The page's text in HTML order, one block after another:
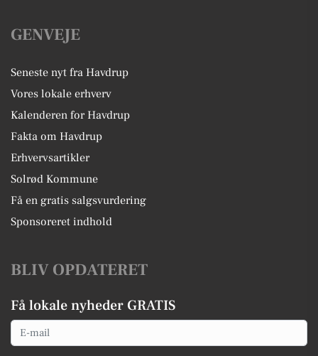
GENVEJE
Seneste nyt fra Havdrup
Vores lokale erhverv
Kalenderen for Havdrup
Fakta om Havdrup
Erhvervsartikler
Solrød Kommune
Få en gratis salgsvurdering
Sponsoreret indhold
BLIV OPDATERET
Få lokale nyheder GRATIS
Email